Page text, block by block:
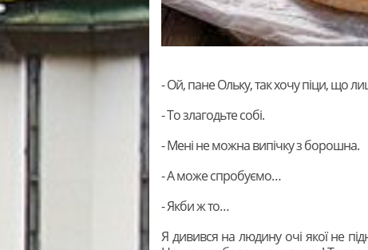
- Ой, пане Ольку, так хочу піци, що
- То злагодьте собі.
- Мені не можна випічку з борошна.
- А може спробуємо…
- Якби ж то…
Я дивився на людину очі якої не